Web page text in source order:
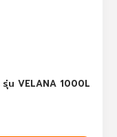
น VELANA 1000L